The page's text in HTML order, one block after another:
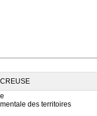
des territoires